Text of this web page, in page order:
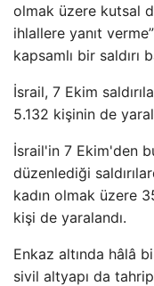
olmak üzere kutsal
ihlallere yanıt
kapsamlı bir saldırı
İsrail, 7 Ekim
5.132 kişinin de
İsrail'in 7 Ekim'den
düzenlediği
kadın olmak üzere
kişi de yaralandı.
Enkaz altında hâlâ
sivil altyapı da tahrip